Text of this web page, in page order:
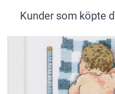
Kunder som köpte